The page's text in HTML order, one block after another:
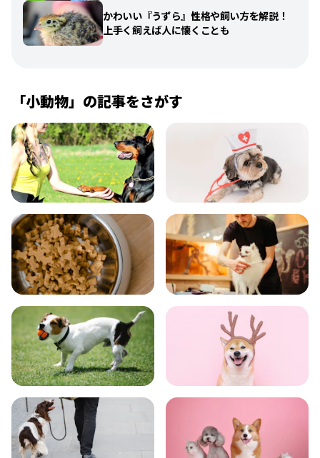
かわいい『うずら』性格や飼い方を解説！
上手く飼えば人に懐くことも
「小動物」の記事をさがす
飼い方 健康
食事 お手入れ
トレーニング グッズ